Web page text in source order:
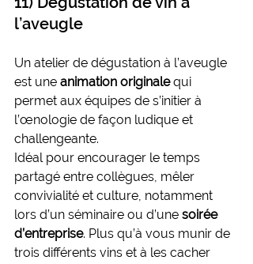
l’aveugle
Un atelier de dégustation à l’aveugle
est une animation originale qui
permet aux équipes de s’initier à
l’œnologie de façon ludique et
challengeante.
Idéal pour encourager le temps
partagé entre collègues, mêler
convivialité et culture, notamment
lors d’un séminaire ou d’une soirée
d’entreprise. Plus qu’à vous munir de
trois différents vins et à les cacher